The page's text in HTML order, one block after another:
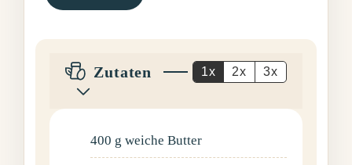
Zutaten 1x 2x 3x
400 g weiche Butter